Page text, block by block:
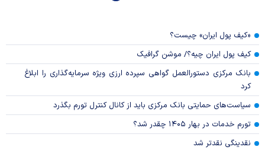
«کیف پول ایران» چیست؟
کیف پول ایران چیه؟/ موشن گرافیک
بانک مرکزی دستورالعمل گواهی سپرده ارزی ویژه سرمایه‌گذاری را ابلاغ
کرد
سیاست‌های حمایتی بانک مرکزی باید از کانال کنترل تورم بگذرد
تورم خدمات در بهار ۱۴۰۵ چقدر شد؟
نقدینگی نقدتر شد